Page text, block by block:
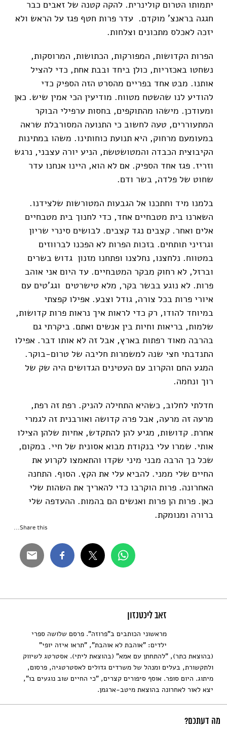
יתמותו הטרום קולינרית. להקה קטנה של זאבים כבר
חגגה בראנצ' מוקדם. עדר פרות חטף פגז על הראש ולא
יזכה לאכלס מתכונים וצלחות.
הפרות הקדושות, המפורקות, הכתושות, המרוסקות,
נשחטו באכזריות, כולן ביחד ובבת אחת, כדי להציל
אותנו. מבט אחד בפריים מהסרט הזה הספיק כדי
להודיע לנו שהשטח מטווח. מודיעין הכי אמין שיש. כאן
ומעודכן. מישהו מהתוקפים, בחסות ערפילי הבוקר
המתעוררים, טעה לחשוב כי התנועה המסורבלת שראה
במעומעם מרחוק, היא תנועת כוחותינו. משהו במתינות
הקיבוצית הכבדה והמטושטשת, הניע יורה עצבני, נרגש
וזריז. פגז אחד הספיק. אם לא הוא, היינו אנחנו עדר
שחוט של פלדה, בשר ודם.
בלמנו מיד וחתכנו אל הגבעות המטורשות שלצידנו.
השארנו בית מטבחיים אחד, כדי לחנוך בית מטבחיים
אלים ואחר. קצבים נגד קצבים. לבושים סינרי שריון
וגרזיני תותחים. בזכות הפרות לא הפכנו לברווזים
במטווח. נלחצנו, נחלצנו ופתחנו מזנון גדוש בשרים
וברזל, לא רחוק מבקר המטבחיים. עד היום אני אוהב
פרות. לא נוגע בבשר בקר, מלא טישרטים וגג'טים עם
איורי פרות בכל צורה, גודל וצבע. אפילו קפצתי
במיוחד להודו, רק כדי לראות איך נראות פרות קדושות,
שלמות, בריאות וחיות בין אנשים ואתם. ביקרתי גם
בהרבה מאוד רפתות בארץ, אבל זה לא אותו דבר. אפילו
התנדבתי חצי שנה למשמרות חליבה של טרום-בוקר.
המגע החם והקרוב עם העטינים הגדושים היה שק של
רוך ונחמה.
חדלתי לחלוב, כשהיא התחילה להניק. רפת זה רפת,
מרעה זה מרעה, אבל פרה קדושה ואורבנית זה לגמרי
אחרת. קדושות, מגיע להן להתקדש, אחיות שלהן הצילו
אותי. שמרו עלי בנקודת מבוא אסונית של חיי. במקום,
שכל כך הרבה מבני מיני שקדו והתאמצו לקרוע את
החיים שלי ממני. להביא עלי את הקץ. הסוף. התחנה
האחרונה. פרות הוקרבו כדי להאריך את השהות שלי
כאן. פרות הן פרות ואנשים הם בהמות. ההעדפה שלי
ברורה ומנומקת.
Share this...
זאב ליכטנזון
מראשוני הכותבים ב"פרוזה". פרסם שלושה ספרי
ילדים: "אוהבת לא אוהבת", "תראו איזה יופי"
(בהוצאת כתר), "להתחתן עם אמא" (בהוצאת ליתי). אסטרטג לשיווק
ולתקשורת, בעלים ומנהל של משרדים גדולים לאסטרטגיה, פרסום,
מיתוג. היום סופר. אוסף סיפורים קצרים, "כי החיים שוב נוגעים בו",
יצא לאור לאחרונה בהוצאת מיטב-ארגמן.
מה דעתכם?